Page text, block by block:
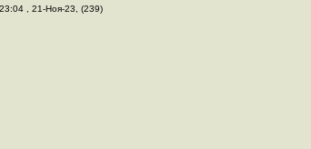
, 21-Ноя-23, (239)